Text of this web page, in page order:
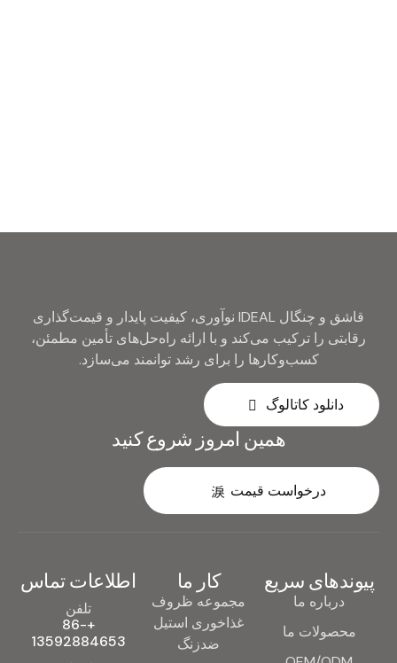
قاشق و چنگال IDEAL نوآوری، کیفیت پایدار و قیمت‌گذاری
رقابتی را ترکیب می‌کند و با ارائه راه‌حل‌های تأمین مطمئن،
کسب‌وکارها را برای رشد توانمند می‌سازد.
دانلود کاتالوگ
همین امروز شروع کنید
درخواست قیمت
پیوندهای سریع
درباره ما
محصولات ما
کار ما
مجموعه ظروف
غذاخوری استیل
ضدزنگ
اطلاعات تماس
تلفن
+86-
13592884653